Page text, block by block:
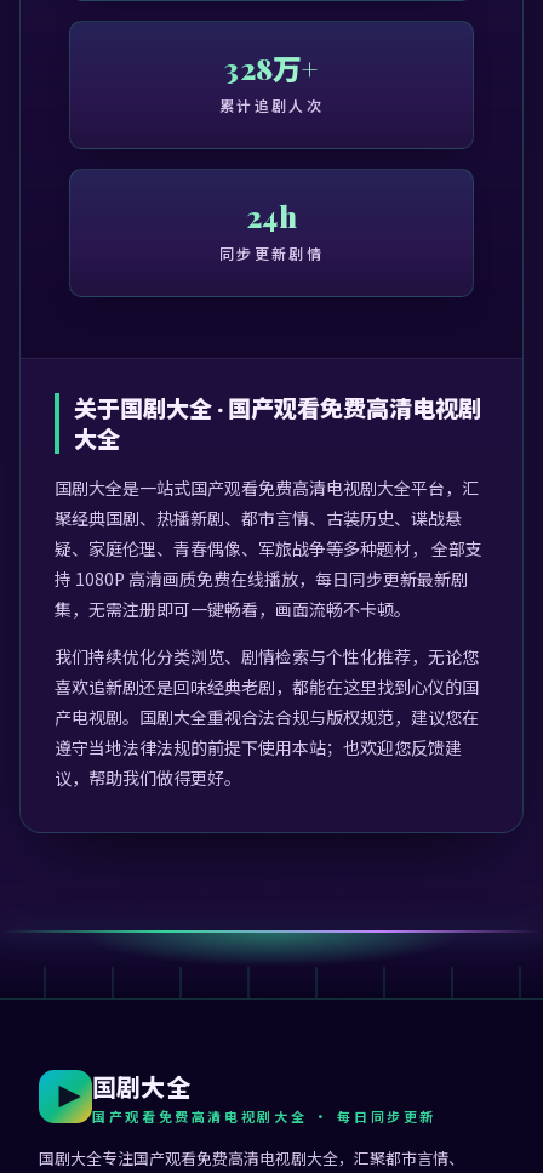
328万+
累计追剧人次
24h
同步更新剧情
关于国剧大全·国产观看免费高清电视剧
大全
国剧大全是一站式国产观看免费高清电视剧大全平台，汇
聚经典国剧、热播新剧、都市言情、古装历史、谍战悬
疑、家庭伦理、青春偶像、军旅战争等多种题材， 全部支
持 1080P 高清画质免费在线播放，每日同步更新最新剧
集，无需注册即可一键畅看，画面流畅不卡顿。
我们持续优化分类浏览、剧情检索与个性化推荐，无论您
喜欢追新剧还是回味经典老剧，都能在这里找到心仪的国
产电视剧。 国剧大全重视合法合规与版权规范，建议您在
遵守当地法律法规的前提下使用本站；也欢迎您反馈建
议，帮助我们做得更好。
国剧大全
国产观看免费高清电视剧大全 · 每日同步更新
国剧大全专注国产观看免费高清电视剧大全，汇聚都市言情、